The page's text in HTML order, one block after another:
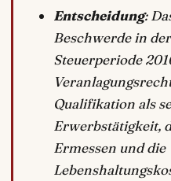
Entscheidung:
Beschwerde in
Steuerperiode
Qualifikation als
Erwerbstätigkeit,
Ermessen und die